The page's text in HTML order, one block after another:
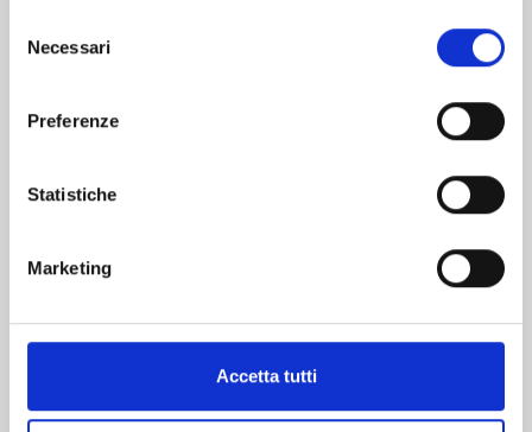
delNecessari
Preferenze
Statistiche
Marketing
Accetta tutti